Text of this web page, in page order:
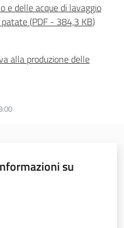
e delle acque di lavaggio
(PDF - 384,3 KB)
alla produzione delle
su